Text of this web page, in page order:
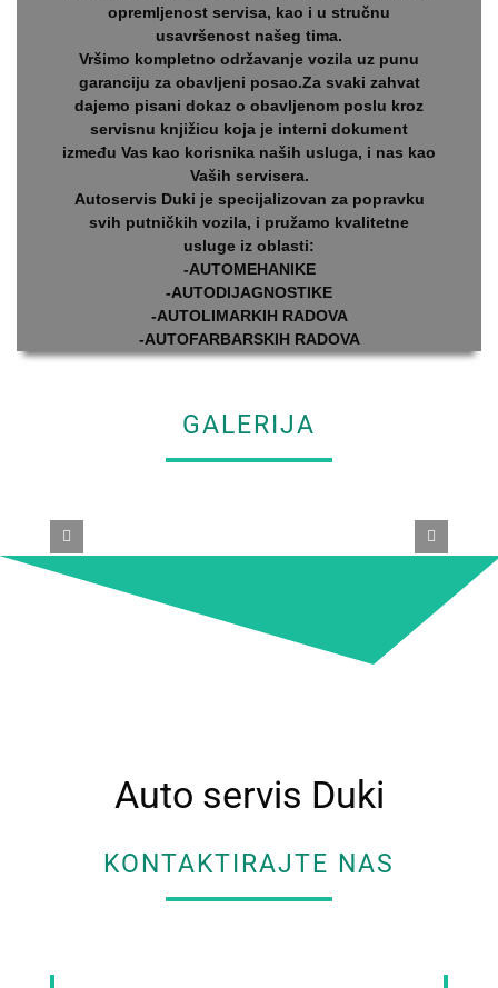
opremljenost servisa, kao i u stručnu
usavršenost našeg tima.
Vršimo kompletno održavanje vozila uz punu
garanciju za obavljeni posao.Za svaki zahvat
dajemo pisani dokaz o obavljenom poslu kroz
servisnu knjižicu koja je interni dokument
između Vas kao korisnika naših usluga, i nas kao
Vaših servisera.
Autoservis Duki je specijalizovan za popravku
svih putničkih vozila, i pružamo kvalitetne
usluge iz oblasti:
-AUTOMEHANIKE
-AUTODIJAGNOSTIKE
-AUTOLIMARKIH RADOVA
-AUTOFARBARSKIH RADOVA
GALERIJA
Auto servis Duki
KONTAKTIRAJTE NAS